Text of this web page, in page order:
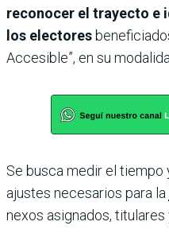
reconocer el trayecto e
los electores
Accesible”, en su
Se busca medir el
ajustes necesarios para la
nexos asignados, titulares